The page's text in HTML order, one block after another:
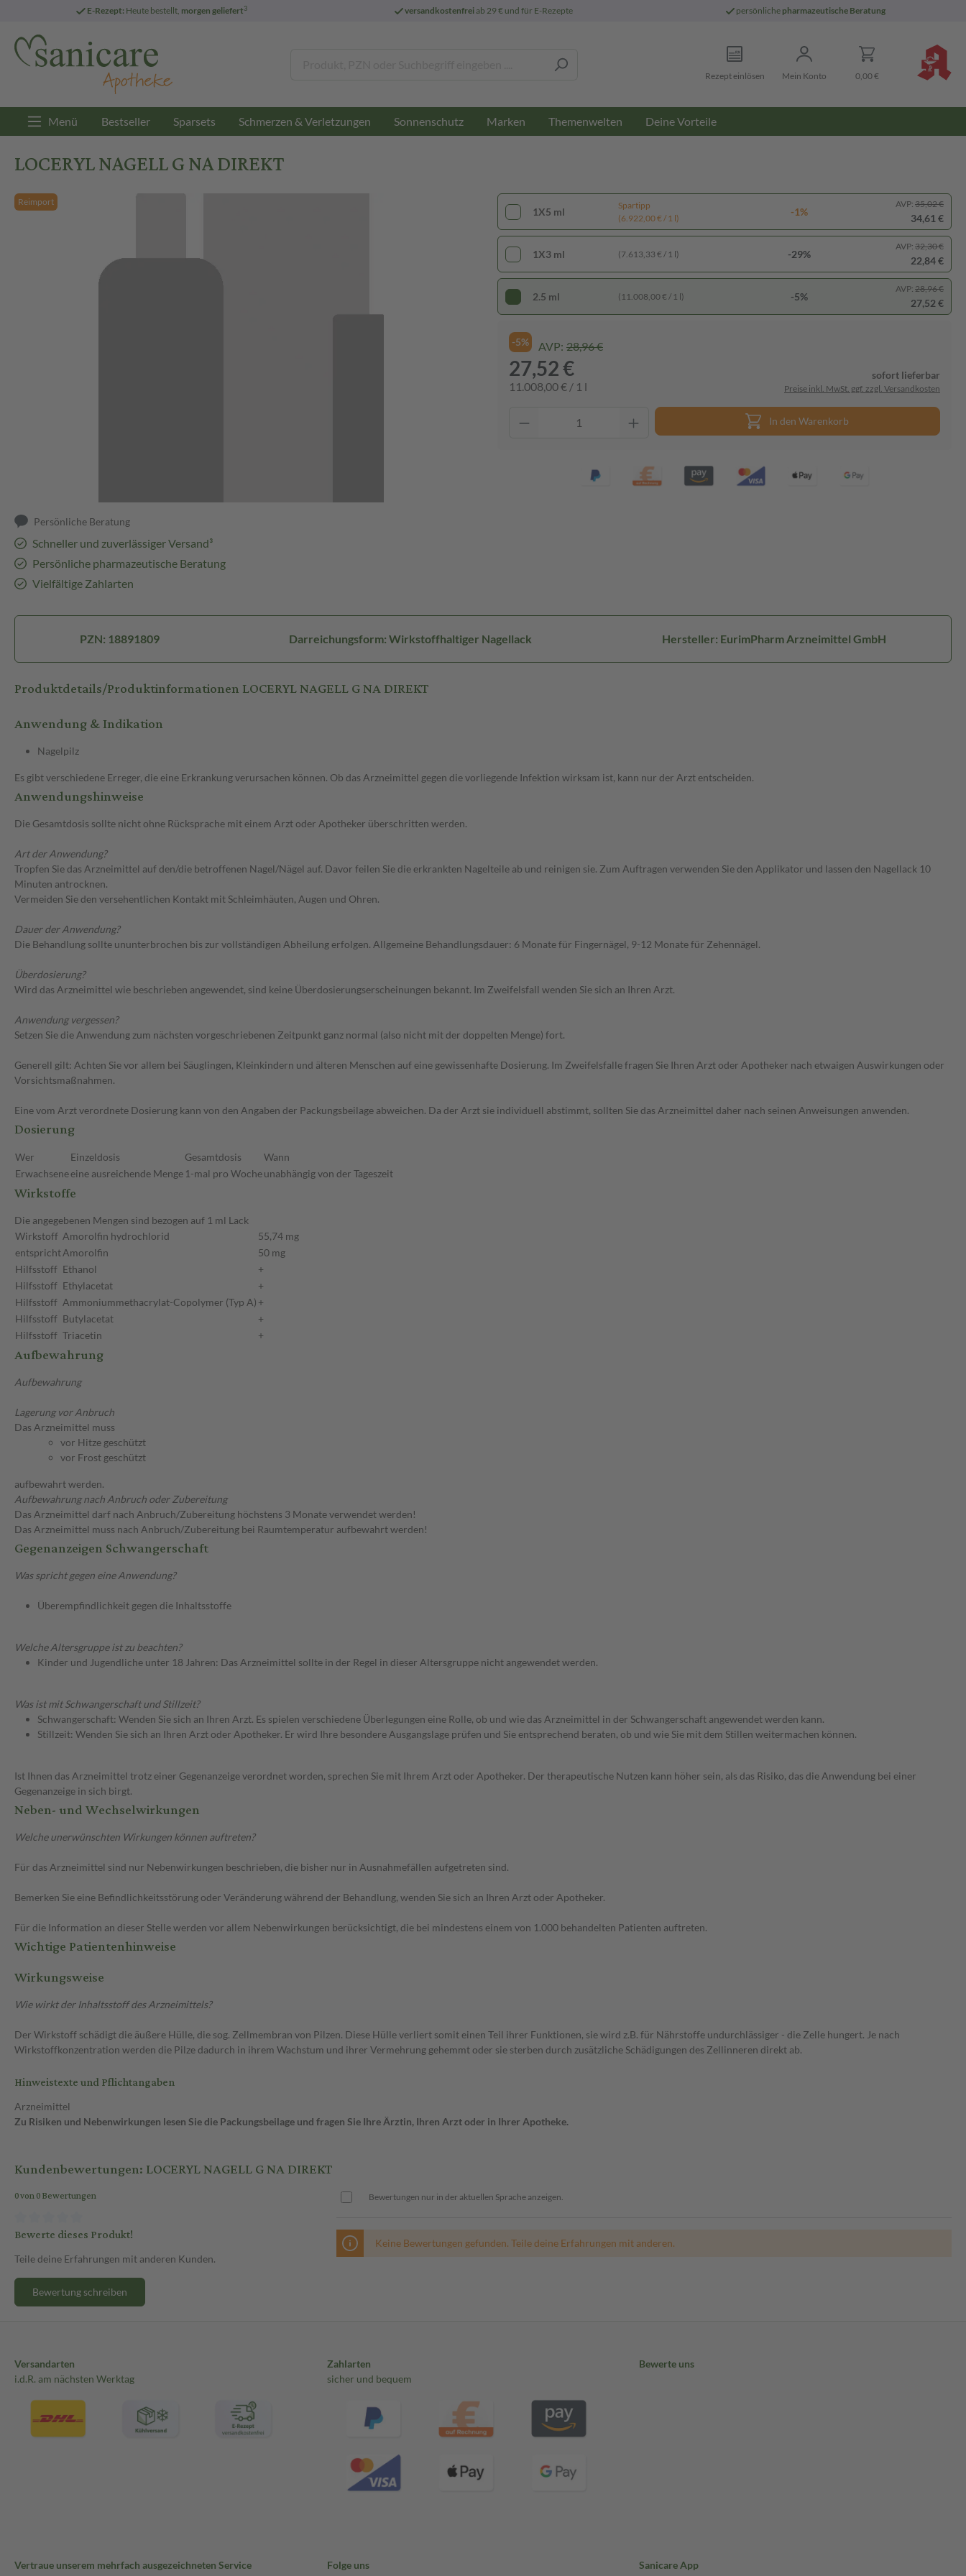
E-Rezept: Heute bestellt, morgen geliefert3 versandkostenfreiab 29 € und für E-Rezepte persönliche pharmazeutische Beratung
Rezept einlösen Mein Konto 0,00 €
Menü Bestseller Sparsets Schmerzen & Verletzungen Sonnenschutz Marken Themenwelten Deine Vorteile
LOCERYL NAGELL G NA DIREKT
Reimport
Persönliche Beratung
Schneller und zuverlässiger Versand³
Persönliche pharmazeutische Beratung
Vielfältige Zahlarten
1X5 ml
Spartipp
(6.922,00 € / 1 l)
-1%
AVP: 35,02 €
34,61 €
1X3 ml (7.613,33 € / 1 l) -29%
AVP: 32,30 €
22,84 €
2.5 ml (11.008,00 € / 1 l) -5%
AVP: 28,96 €
27,52 €
-5% AVP: 28,96 €
27,52 €
11.008,00 € / 1 l
sofort lieferbar
Preise inkl. MwSt. ggf. zzgl. Versandkosten
In den Warenkorb
PZN: 18891809 Darreichungsform: Wirkstoffhaltiger Nagellack Hersteller: EurimPharm Arzneimittel GmbH
Produktdetails/Produktinformationen LOCERYL NAGELL G NA DIREKT
Anwendung & Indikation
Nagelpilz
Es gibt verschiedene Erreger, die eine Erkrankung verursachen können. Ob das Arzneimittel gegen die vorliegende Infektion wirksam ist, kann nur der Arzt entscheiden.
Anwendungshinweise
Die Gesamtdosis sollte nicht ohne Rücksprache mit einem Arzt oder Apotheker überschritten werden.
Art der Anwendung?
Tropfen Sie das Arzneimittel auf den/die betroffenen Nagel/Nägel auf. Davor feilen Sie die erkrankten Nagelteile ab und reinigen sie. Zum Auftragen verwenden Sie den Applikator und lassen den Nagellack 10
Minuten antrocknen.
Vermeiden Sie den versehentlichen Kontakt mit Schleimhäuten, Augen und Ohren.
Dauer der Anwendung?
Die Behandlung sollte ununterbrochen bis zur vollständigen Abheilung erfolgen. Allgemeine Behandlungsdauer: 6 Monate für Fingernägel, 9-12 Monate für Zehennägel.
Überdosierung?
Wird das Arzneimittel wie beschrieben angewendet, sind keine Überdosierungserscheinungen bekannt. Im Zweifelsfall wenden Sie sich an Ihren Arzt.
Anwendung vergessen?
Setzen Sie die Anwendung zum nächsten vorgeschriebenen Zeitpunkt ganz normal (also nicht mit der doppelten Menge) fort.
Generell gilt: Achten Sie vor allem bei Säuglingen, Kleinkindern und älteren Menschen auf eine gewissenhafte Dosierung. Im Zweifelsfalle fragen Sie Ihren Arzt oder Apotheker nach etwaigen Auswirkungen oder
Vorsichtsmaßnahmen.
Eine vom Arzt verordnete Dosierung kann von den Angaben der Packungsbeilage abweichen. Da der Arzt sie individuell abstimmt, sollten Sie das Arzneimittel daher nach seinen Anweisungen anwenden.
Dosierung
Wer Einzeldosis Gesamtdosis
Wann
Erwachseneeine ausreichende Menge 1-mal pro Wocheunabhängig von der Tageszeit
Wirkstoffe
Die angegebenen Mengen sind bezogen auf 1 ml Lack
Wirkstoff Amorolfin hydrochlorid
55,74 mg
entsprichtAmorolfin
50 mg
Hilfsstoff Ethanol
+
Hilfsstoff Ethylacetat
+
Hilfsstoff Ammoniummethacrylat-Copolymer (Typ A) +
Hilfsstoff Butylacetat
+
Hilfsstoff Triacetin +
Aufbewahrung
Aufbewahrung
Lagerung vor Anbruch
Das Arzneimittel muss
vor Hitze geschützt
vor Frost geschützt
aufbewahrt werden.
Aufbewahrung nach Anbruch oder Zubereitung
Das Arzneimittel darf nach Anbruch/Zubereitung höchstens 3 Monate verwendet werden!
Das Arzneimittel muss nach Anbruch/Zubereitung bei Raumtemperatur aufbewahrt werden!
Gegenanzeigen Schwangerschaft
Was spricht gegen eine Anwendung?
Überempfindlichkeit gegen die Inhaltsstoffe
Welche Altersgruppe ist zu beachten?
Kinder und Jugendliche unter 18 Jahren: Das Arzneimittel sollte in der Regel in dieser Altersgruppe nicht angewendet werden.
Was ist mit Schwangerschaft und Stillzeit?
Schwangerschaft: Wenden Sie sich an Ihren Arzt. Es spielen verschiedene Überlegungen eine Rolle, ob und wie das Arzneimittel in der Schwangerschaft angewendet werden kann.
Stillzeit: Wenden Sie sich an Ihren Arzt oder Apotheker. Er wird Ihre besondere Ausgangslage prüfen und Sie entsprechend beraten, ob und wie Sie mit dem Stillen weitermachen können.
Ist Ihnen das Arzneimittel trotz einer Gegenanzeige verordnet worden, sprechen Sie mit Ihrem Arzt oder Apotheker. Der therapeutische Nutzen kann höher sein, als das Risiko, das die Anwendung bei einer
Gegenanzeige in sich birgt.
Neben- und Wechselwirkungen
Welche unerwünschten Wirkungen können auftreten?
Für das Arzneimittel sind nur Nebenwirkungen beschrieben, die bisher nur in Ausnahmefällen aufgetreten sind.
Bemerken Sie eine Befindlichkeitsstörung oder Veränderung während der Behandlung, wenden Sie sich an Ihren Arzt oder Apotheker.
Für die Information an dieser Stelle werden vor allem Nebenwirkungen berücksichtigt, die bei mindestens einem von 1.000 behandelten Patienten auftreten.
Wichtige Patientenhinweise
Wirkungsweise
Wie wirkt der Inhaltsstoff des Arzneimittels?
Der Wirkstoff schädigt die äußere Hülle, die sog. Zellmembran von Pilzen. Diese Hülle verliert somit einen Teil ihrer Funktionen, sie wird z.B. für Nährstoffe undurchlässiger - die Zelle hungert. Je nach
Wirkstoffkonzentration werden die Pilze dadurch in ihrem Wachstum und ihrer Vermehrung gehemmt oder sie sterben durch zusätzliche Schädigungen des Zellinneren direkt ab.
Hinweistexte und Pflichtangaben
Arzneimittel
Zu Risiken und Nebenwirkungen lesen Sie die Packungsbeilage und fragen Sie Ihre Ärztin, Ihren Arzt oder in Ihrer Apotheke.
Kundenbewertungen: LOCERYL NAGELL G NA DIREKT
0 von 0 Bewertungen
Bewerte dieses Produkt!
Teile deine Erfahrungen mit anderen Kunden.
Bewertung schreiben
Bewertungen nur in der aktuellen Sprache anzeigen.
Keine Bewertungen gefunden. Teile deine Erfahrungen mit anderen.
Versandarten
i.d.R. am nächsten Werktag
Zahlarten
sicher und bequem
Bewerte uns
Vertraue unserem mehrfach ausgezeichneten Service Folge uns Sanicare App